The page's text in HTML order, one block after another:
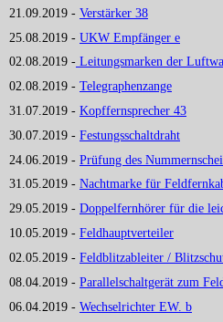
21.09.2019 - Verstärker 38
25.08.2019 - UKW Empfänger e
02.08.2019 - Leitungsmarken der
02.08.2019 - Telegraphenzange
31.07.2019 - Kopffernsprecher 43
30.07.2019 - Festungsschaltdraht
24.06.2019 - Prüfung des
31.05.2019 - Nachtmarke für
29.05.2019 - Doppelfernhörer für die
10.05.2019 - Feldhauptverteiler
02.05.2019 - Feldblitzableiter /
08.04.2019 - Parallelschaltgerät zum
06.04.2019 - Wechselrichter EW. b